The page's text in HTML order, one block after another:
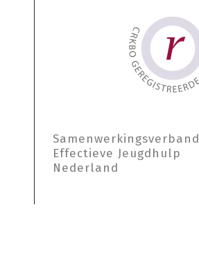
Samen­werkings­verband
Effectieve Jeugdhulp
Nederland